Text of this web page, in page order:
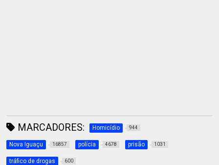
MARCADORES: Homicídio 944
Nova Iguaçu 16857 polícia 4678 prisão 1031
tráfico de drogas 600